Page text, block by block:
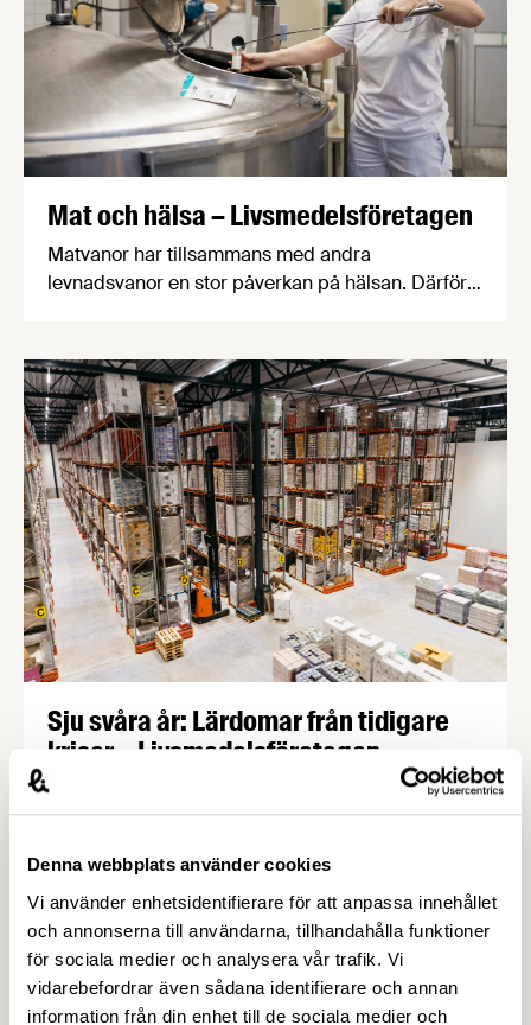
Denna webbplats använder cookies
Vi använder enhetsidentifierare för att anpassa innehållet
och annonserna till användarna, tillhandahålla funktioner
för sociala medier och analysera vår trafik. Vi
vidarebefordrar även sådana identifierare och annan
information från din enhet till de sociala medier och
Mat och hälsa – Livsmedelsföretagen
Matvanor har tillsammans med andra
levnadsvanor en stor påverkan på hälsan. Därför
utbud av produkter som underlättar att äta
hälsosamt. För att stödja företagens arbete med
folkhälsa bör politikens åtgärder för bättre
matvanor vara frivilliga och evidensbaserade.
Sju svåra år: Lärdomar från tidigare
kriser – Livsmedelsföretagen
Sju svåra år: Lärdomar från tidigare kriser Med
färsk erfarenhet av krishantering har svenska
och vidtagit åtgärder som förstärker såväl deras
egen som landets krisberedskap. Här berättar
företagen om vilka lärdomar de dragit från torkan
2018, pandemin och krigsutbrottet i Ukraina.